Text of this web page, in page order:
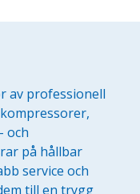
av professionell
och
på hållbar
service och
till en trygg